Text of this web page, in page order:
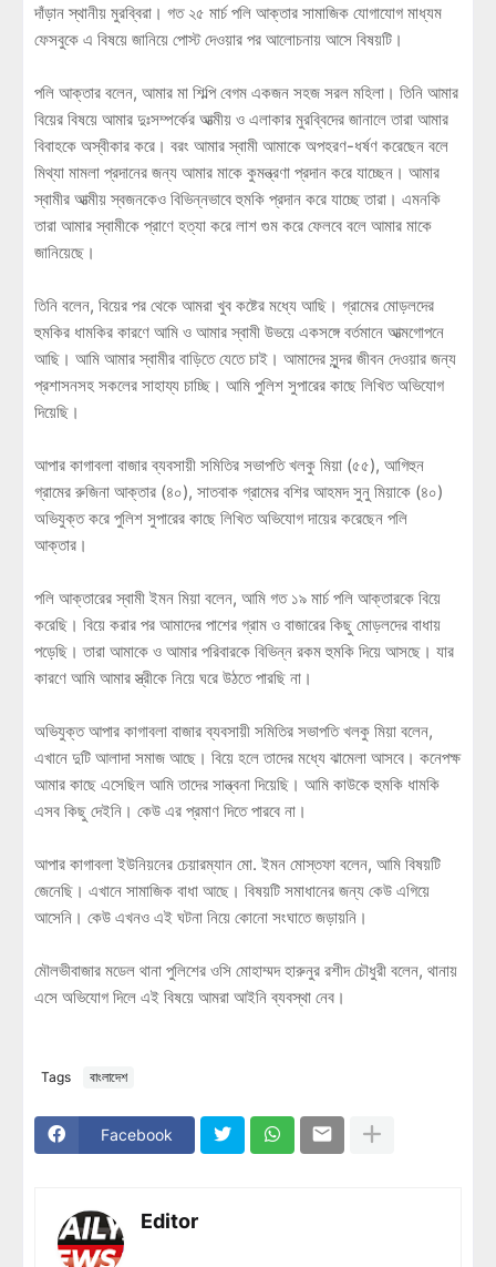
দাঁড়ান স্থানীয় মুরব্বিরা। গত ২৫ মার্চ পলি আক্তার সামাজিক যোগাযোগ মাধ্যম
ফেসবুকে এ বিষয়ে জানিয়ে পোস্ট দেওয়ার পর আলোচনায় আসে বিষয়টি।
পলি আক্তার বলেন, আমার মা শিল্পি বেগম একজন সহজ সরল মহিলা। তিনি আমার
বিয়ের বিষয়ে আমার দুঃসম্পর্কের আত্মীয় ও এলাকার মুরব্বিদের জানালে তারা আমার
বিবাহকে অস্বীকার করে। বরং আমার স্বামী আমাকে অপহরণ-ধর্ষণ করেছেন বলে
মিথ্যা মামলা প্রদানের জন্য আমার মাকে কুমন্ত্রণা প্রদান করে যাচ্ছেন। আমার
স্বামীর আত্মীয় স্বজনকেও বিভিন্নভাবে হুমকি প্রদান করে যাচ্ছে তারা। এমনকি
তারা আমার স্বামীকে প্রাণে হত্যা করে লাশ গুম করে ফেলবে বলে আমার মাকে
জানিয়েছে।
তিনি বলেন, বিয়ের পর থেকে আমরা খুব কষ্টের মধ্যে আছি। গ্রামের মোড়লদের
হুমকির ধামকির কারণে আমি ও আমার স্বামী উভয়ে একসঙ্গে বর্তমানে আত্মগোপনে
আছি। আমি আমার স্বামীর বাড়িতে যেতে চাই। আমাদের সুন্দর জীবন দেওয়ার জন্য
প্রশাসনসহ সকলের সাহায্য চাচ্ছি। আমি পুলিশ সুপারের কাছে লিখিত অভিযোগ
দিয়েছি।
আপার কাগাবলা বাজার ব্যবসায়ী সমিতির সভাপতি খলকু মিয়া (৫৫), আগিহুন
গ্রামের রুজিনা আক্তার (৪০), সাতবাক গ্রামের বশির আহমদ সুনু মিয়াকে (৪০)
অভিযুক্ত করে পুলিশ সুপারের কাছে লিখিত অভিযোগ দায়ের করেছেন পলি
আক্তার।
পলি আক্তারের স্বামী ইমন মিয়া বলেন, আমি গত ১৯ মার্চ পলি আক্তারকে বিয়ে
করেছি। বিয়ে করার পর আমাদের পাশের গ্রাম ও বাজারের কিছু মোড়লদের বাধায়
পড়েছি। তারা আমাকে ও আমার পরিবারকে বিভিন্ন রকম হুমকি দিয়ে আসছে। যার
কারণে আমি আমার স্ত্রীকে নিয়ে ঘরে উঠতে পারছি না।
অভিযুক্ত আপার কাগাবলা বাজার ব্যবসায়ী সমিতির সভাপতি খলকু মিয়া বলেন,
এখানে দুটি আলাদা সমাজ আছে। বিয়ে হলে তাদের মধ্যে ঝামেলা আসবে। কনেপক্ষ
আমার কাছে এসেছিল আমি তাদের সান্ত্বনা দিয়েছি। আমি কাউকে হুমকি ধামকি
এসব কিছু দেইনি। কেউ এর প্রমাণ দিতে পারবে না।
আপার কাগাবলা ইউনিয়নের চেয়ারম্যান মো. ইমন মোস্তফা বলেন, আমি বিষয়টি
জেনেছি। এখানে সামাজিক বাধা আছে। বিষয়টি সমাধানের জন্য কেউ এগিয়ে
আসেনি। কেউ এখনও এই ঘটনা নিয়ে কোনো সংঘাতে জড়ায়নি।
মৌলভীবাজার মডেল থানা পুলিশের ওসি মোহাম্মদ হারুনুর রশীদ চৌধুরী বলেন, থানায়
এসে অভিযোগ দিলে এই বিষয়ে আমরা আইনি ব্যবস্থা নেব।
Tags বাংলাদেশ
Facebook
Editor